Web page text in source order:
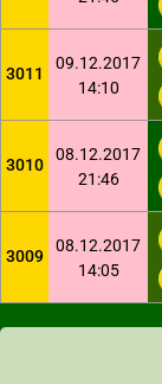
3011
09.12.2017
14:10
3010
08.12.2017
21:46
3009
08.12.2017
14:05